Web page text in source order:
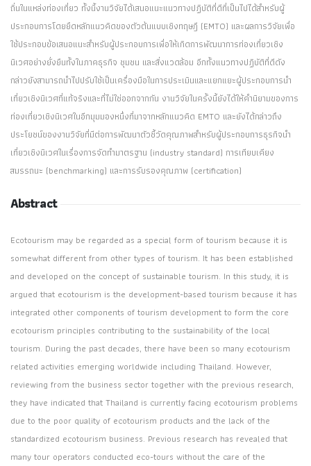
ถิ่นในแหล่งท่องเที่ยว ทั้งนี้งานวิจัยได้เสนอแนะแนวทางปฏิบัติที่ดีที่เป็นไปได้สำหรับผู้
ประกอบการโดยยึดหลักแนวคิดของตัวต้นแบบเชิงทฤษฎี (EMTO) และผลการวิจัยเพื่อ
ใช้ประกอบข้อเสนอแนะสำหรับผู้ประกอบการเพื่อให้เกิดการพัฒนาการท่องเที่ยวเชิง
นิเวศอย่างยั่งยืนทั้งในภาคธุรกิจ ชุมชน และสิ่งแวดล้อม อีกทั้งแนวทางปฏิบัติที่ดีดัง
กล่าวยังสามารถนำไปปรับใช้เป็นเครื่องมือในการประเมินและแยกแยะผู้ประกอบการนำ
เที่ยวเชิงนิเวศที่แท้จริงและที่ไม่ใช่ออกจากกัน งานวิจัยในครั้งนี้ยังได้ให้คำนิยามของการ
ท่องเที่ยวเชิงนิเวศในอีกมุมมองหนึ่งที่มาจากหลักแนวคิด EMTO และยังได้กล่าวถึง
ประโยชน์ของงานวิจัยที่มีต่อการพัฒนาตัวชี้วัดคุณภาพสำหรับผู้ประกอบการธุรกิจนำ
เที่ยวเชิงนิเวศในเรื่องการจัดทำมาตรฐาน (industry standard) การเทียบเคียง
สมรรถนะ (benchmarking) และการรับรองคุณภาพ (certification)
Abstract
Ecotourism may be regarded as a special form of tourism because it is
somewhat different from other types of tourism. It has been established
and developed on the concept of sustainable tourism. In this study, it is
argued that ecotourism is the development-based tourism because it has
integrated other components of tourism development to form the core
ecotourism principles contributing to the sustainability of the local
tourism. During the past decades, there have been so many ecotourism
related activities emerging worldwide including Thailand. However,
reviewing from the business sector together with the previous research,
they have indicated that Thailand is currently facing ecotourism problems
due to the poor quality of ecotourism products and the lack of the
standardized ecotourism business. Previous research has revealed that
many tour operators conducted eco-tours without the care of the